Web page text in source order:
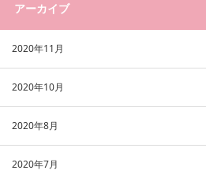
アーカイブ
2020年11月
2020年10月
2020年8月
2020年7月